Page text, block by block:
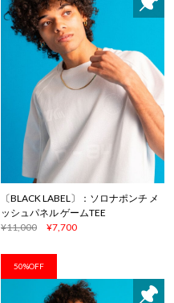
〔BLACK LABEL〕：ソロナポンチ メ
ッシュパネル ゲームTEE
¥11,000
¥7,700
50%OFF